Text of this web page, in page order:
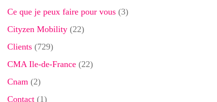
Ce que je peux faire pour vous (3)
Cityzen Mobility (22)
Clients (729)
CMA Ile-de-France (22)
Cnam (2)
Contact (1)